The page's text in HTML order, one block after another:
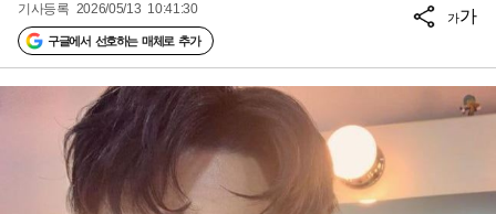
기사등록 2026/05/13 10:41:30
구글에서 선호하는 매체로 추가
가가